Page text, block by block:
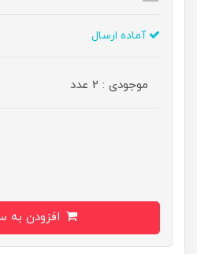
آماده ارسال
موجودی : 2 عدد